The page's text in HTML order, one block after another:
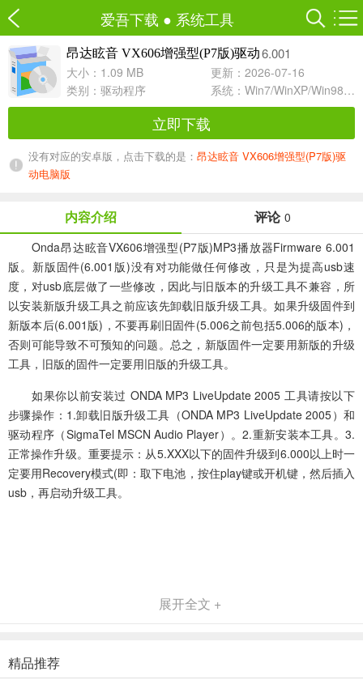
爱吾下载 ● 系统工具
昂达眩音 VX606增强型(P7版)驱动6.001
大小：1.09 MB
更新：2026-07-16
类别： 驱动程序 系统：Win7/WinXP/Win98/Win8/Win10兼容软件
立即下载
没有对应的安卓版，点击下载的是： 昂达眩音 VX606增强型(P7版)驱
动电脑版
内容介绍 评论 0
Onda昂达眩音VX606增强型(P7版)MP3播放器Firmware 6.001
版。新版固件(6.001版)没有对功能做任何修改，只是为提高usb速
度，对usb底层做了一些修改，因此与旧版本的升级工具不兼容，所
以安装新版升级工具之前应该先卸载旧版升级工具。如果升级固件到
新版本后(6.001版)，不要再刷旧固件(5.006之前包括5.006的版本)，
否则可能导致不可预知的问题。总之，新版固件一定要用新版的升级
工具，旧版的固件一定要用旧版的升级工具。
如果你以前安装过 ONDA MP3 LiveUpdate 2005 工具请按以下
步骤操作：1.卸载旧版升级工具（ONDA MP3 LiveUpdate 2005）和
驱动程序（SigmaTel MSCN Audio Player）。2.重新安装本工具。3.
正常操作升级。重要提示：从5.XXX以下的固件升级到6.000以上时一
定要用Recovery模式(即：取下电池，按住play键或开机键，然后插入
usb，再启动升级工具。
展开全文 +
精品推荐